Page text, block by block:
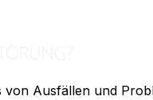
von Ausfällen und